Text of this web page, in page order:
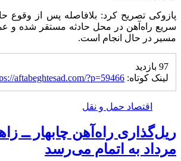
پازوکی تصریح کرد: بلافاصله پس از وقوع
سریع راه‌آهن در محل حادثه مستقر شده و
مسیر در حال انجام است.
97 بازدید
لینک کوتاه: aftabeghtesad.com/?p=59466
اقتصاد حمل و نقل
ریل‌گذاری راه‌آهن چابهار ــ
مرداد به اتمام می‌رسد